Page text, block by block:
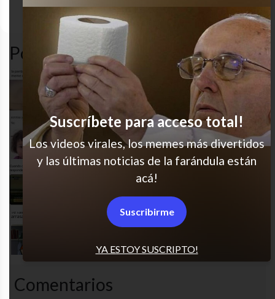
autoestima
Popular en LVI
Ay ya me lo creí
Sí soy
Vamo de a poco
Comentarios
YA ESTOY SUSCRIPTO!
Suscríbete para acceso total!
Los videos virales, los memes más divertidos
y las últimas noticias de la farándula están
acá!
Suscribirme